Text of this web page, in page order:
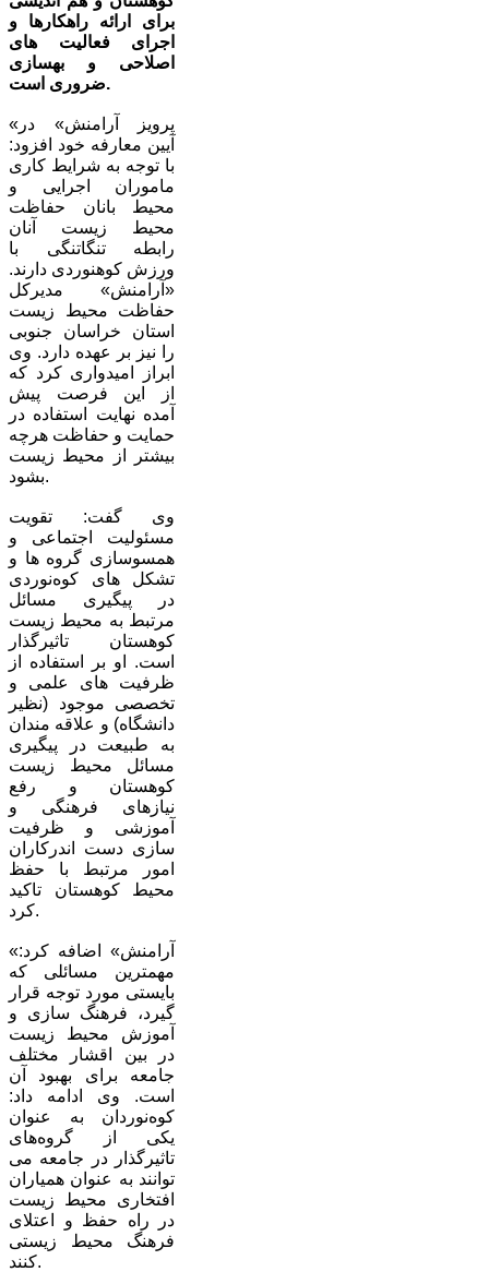
برای ارائه راهکارها و
اجرای فعالیت های
اصلاحی و بهسازی
ضروری است.
«پرویز آرامنش» در
آیین معارفه خود افزود:
با توجه به شرایط کاری
ماموران اجرایی و
محیط بانان حفاظت
محیط زیست آنان
رابطه تنگاتنگی با
ورزش کوهنوردی دارند.
«آرامنش» مدیرکل
حفاظت محیط زیست
استان خراسان جنوبی
را نیز بر عهده دارد. وی
ابراز امیدواری کرد که
از این فرصت پیش
آمده نهایت استفاده در
حمایت و حفاظت هرچه
بیشتر از محیط زیست
بشود.
وی گفت: تقویت
مسئولیت اجتماعی و
همسوسازی گروه ها و
تشکل های کوه‌نوردی
در پیگیری مسائل
مرتبط به محیط زیست
کوهستان تاثیرگذار
است. او بر استفاده از
ظرفیت های علمی و
تخصصی موجود (نظیر
دانشگاه) و علاقه مندان
به طبیعت در پیگیری
مسائل محیط زیست
کوهستان و رفع
نیازهای فرهنگی و
آموزشی و ظرفیت
سازی دست اندرکاران
امور مرتبط با حفظ
محیط کوهستان تاکید
کرد.
«آرامنش» اضافه کرد:
مهمترین مسائلی که
بایستی مورد توجه قرار
گیرد، فرهنگ سازی و
آموزش محیط زیست
در بین اقشار مختلف
جامعه برای بهبود آن
است. وی ادامه داد:
کوه‌نوردان به عنوان
یکی از گروه‌های
تاثیرگذار در جامعه می
توانند به عنوان همیاران
افتخاری محیط زیست
در راه حفظ و اعتلای
فرهنگ محیط زیستی
کنند.